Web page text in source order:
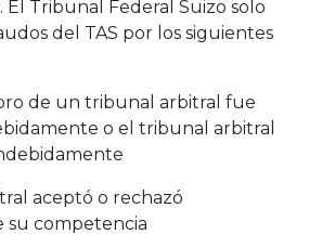
El Tribunal Federal Suizo solo
del TAS por los siguientes
de un tribunal arbitral fue
o el tribunal arbitral
aceptó o rechazó
su competencia